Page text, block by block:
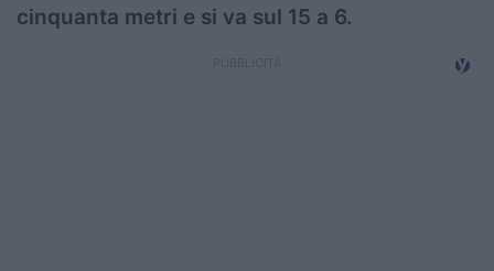
cinquanta metri e si va sul 15 a 6.